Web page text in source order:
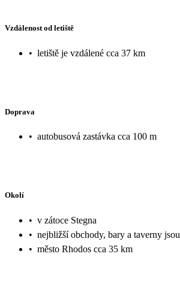
Vzdálenost od letiště
• letiště je vzdálené cca 37 km
Doprava
• autobusová zastávka cca 100 m
Okolí
• v zátoce Stegna
• nejbližší obchody, bary a taverny
• město Rhodos cca 35 km